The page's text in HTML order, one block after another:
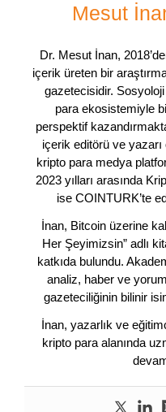
Mesut
Dr. Mesut İnan,
içerik üreten bir
gazetecisidir. Sosyoloji
para ekosistemiyle
perspektif
içerik editörü ve
kripto para medya
2023 yılları arasında
ise COINTURK’te
İnan, Bitcoin üzerine
Her Şeyimizsin” adlı
katkıda bulundu.
analiz, haber ve
gazeteciliğinin bilinir
İnan, yazarlık ve
kripto para alanında